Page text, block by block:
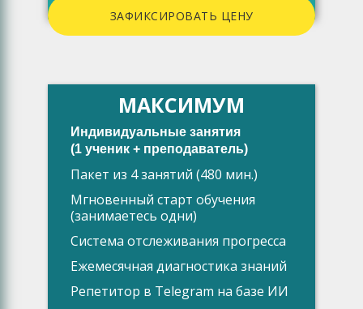
ЗАФИКСИРОВАТЬ ЦЕНУ
МАКСИМУМ
Индивидуальные занятия
(1 ученик + преподаватель)
Пакет из 4 занятий (480 мин.)
Мгновенный старт обучения
(занимаетесь одни)
Система отслеживания прогресса
Ежемесячная диагностика знаний
Репетитор в Telegram на базе ИИ